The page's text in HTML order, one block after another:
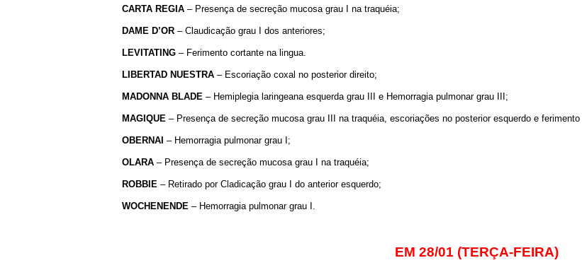
CARTA REGIA – Presença de secreção mucosa grau I na traquéia;
DAME D’OR – Claudicação grau I dos anteriores;
LEVITATING – Ferimento cortante na lingua.
LIBERTAD NUESTRA – Escoriação coxal no posterior direito;
MADONNA BLADE – Hemiplegia laringeana esquerda grau III e Hemorragia pulmonar grau III;
MAGIQUE – Presença de secreção mucosa grau III na traquéia, escoriações no posterior esquerdo e ferimento
OBERNAI – Hemorragia pulmonar grau I;
OLARA – Presença de secreção mucosa grau I na traquéia;
ROBBIE – Retirado por Cladicação grau I do anterior esquerdo;
WOCHENENDE – Hemorragia pulmonar grau I.
EM 28/01 (TERÇA-FEIRA)